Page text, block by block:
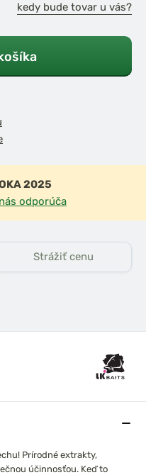
Prírodné extrakty,
účinnosťou. Keď to
kedy bude tovar u vás?
2025
nás odporúča
Strážiť cenu